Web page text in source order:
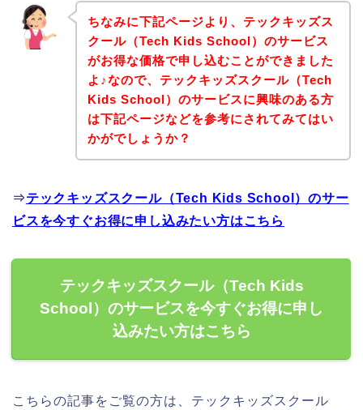
ちなみに下記ページより、テックキッズス
クール（Tech Kids School）のサービス
がお得な価格で申し込むことができました
よ♪なので、テックキッズスクール（Tech
Kids School）のサービスに興味のある方
は下記ページなどを参考にされてみてはい
かがでしょうか？
⇒テックキッズスクール（Tech Kids School）のサー
ビスを今すぐお得に申し込みたい方はこちら
テックキッズスクール（Tech Kids
School）のサービスを今すぐお得に申し
込みたい方はこちら
こちらの記事をご覧の方は、テックキッズスクール